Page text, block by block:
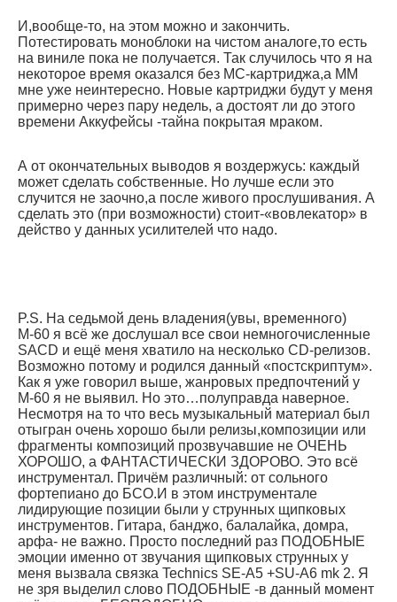
И,вообще-то, на этом можно и закончить.
Потестировать моноблоки на чистом аналоге,то есть
на виниле пока не получается. Так случилось что я на
некоторое время оказался без МС-картриджа,а ММ
мне уже неинтересно. Новые картриджи будут у меня
примерно через пару недель, а достоят ли до этого
времени Аккуфейсы -тайна покрытая мраком.
А от окончательных выводов я воздержусь: каждый
может сделать собственные. Но лучше если это
случится не заочно,а после живого прослушивания. А
сделать это (при возможности) стоит-«вовлекатор» в
действо у данных усилителей что надо.
P.S. На седьмой день владения(увы, временного)
М-60 я всё же дослушал все свои немногочисленные
SACD и ещё меня хватило на несколько CD-релизов.
Возможно потому и родился данный «постскриптум».
Как я уже говорил выше, жанровых предпочтений у
М-60 я не выявил. Но это…полуправда наверное.
Несмотря на то что весь музыкальный материал был
отыгран очень хорошо были релизы,композиции или
фрагменты композиций прозвучавшие не ОЧЕНЬ
ХОРОШО, а ФАНТАСТИЧЕСКИ ЗДОРОВО. Это всё
инструментал. Причём различный: от сольного
фортепиано до БСО.И в этом инструментале
лидирующие позиции были у струнных щипковых
инструментов. Гитара, банджо, балалайка, домра,
арфа- не важно. Просто последний раз ПОДОБНЫЕ
эмоции именно от звучания щипковых струнных у
меня вызвала связка Technics SE-A5 +SU-A6 mk 2. Я
не зря выделил слово ПОДОБНЫЕ -в данный момент